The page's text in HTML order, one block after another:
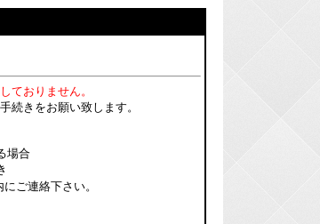
ておりません。
続きをお願い致します。
場合
ご連絡下さい。